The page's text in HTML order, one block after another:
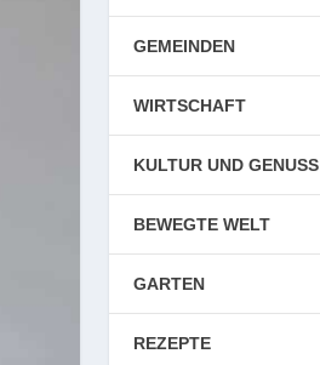
GEMEINDEN
WIRTSCHAFT
KULTUR UND GENUSS
BEWEGTE WELT
GARTEN
REZEPTE